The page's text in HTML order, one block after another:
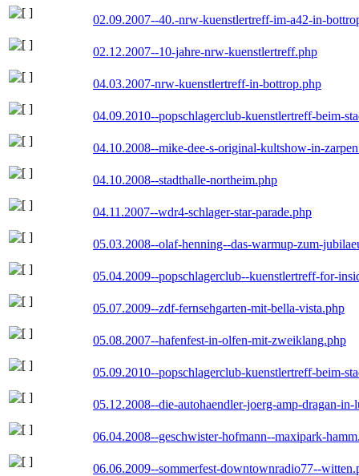
02.09.2007--40.-nrw-kuenstlertreff-im-a42-in-
02.12.2007--10-jahre-nrw-kuenstlertreff.php
04.03.2007-nrw-kuenstlertreff-in-bottrop.php
04.09.2010--popschlagerclub-kuenstlertreff-beim-
04.10.2008--mike-dee-s-original-kultshow-in-
04.10.2008--stadthalle-northeim.php
04.11.2007--wdr4-schlager-star-parade.php
05.03.2008--olaf-henning--das-warmup-zum-
05.04.2009--popschlagerclub--kuenstlertreff-for-
05.07.2009--zdf-fernsehgarten-mit-bella-vista.php
05.08.2007--hafenfest-in-olfen-mit-zweiklang.php
05.09.2010--popschlagerclub-kuenstlertreff-beim-
05.12.2008--die-autohaendler-joerg-amp-dragan-in-
06.04.2008--geschwister-hofmann--maxipark-
06.06.2009--sommerfest-downtownradio77--